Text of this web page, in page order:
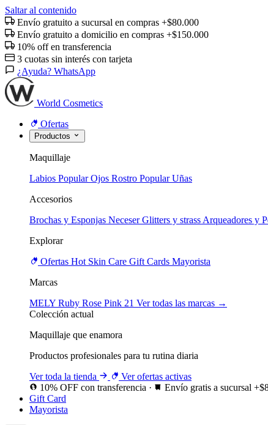
Saltar al contenido
Envío gratuito a sucursal en compras +$80.000
Envío gratuito a domicilio en compras +$150.000
10% off en transferencia
3 cuotas sin interés con tarjeta
¿Ayuda? WhatsApp
World Cosmetics
Ofertas
Productos
Maquillaje
Labios Popular Ojos Rostro Popular Uñas
Accesorios
Brochas y Esponjas NeceserGlitters y strass Arqueadores y
Explorar
Ofertas Hot Skin Care Gift Cards Mayorista
Marcas
MELY Ruby Rose Pink 21 Ver todas las marcas →
Colección actual
Maquillaje que enamora
Productos profesionales para tu rutina diaria
Ver toda la tienda
Ver ofertas activas
10% OFF con transferencia · Envío gratis a sucursal
Gift Card
Mayorista